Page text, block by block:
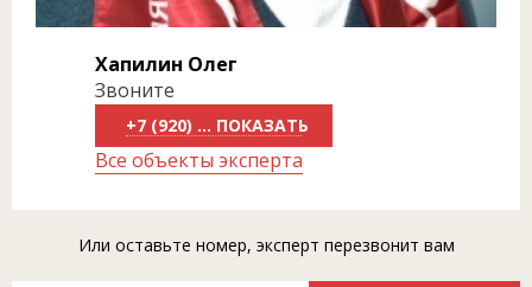
Хапилин Олег
Звоните
+7 (920) 818-81-50
Все объекты эксперта
Или оставьте номер, эксперт перезвонит вам